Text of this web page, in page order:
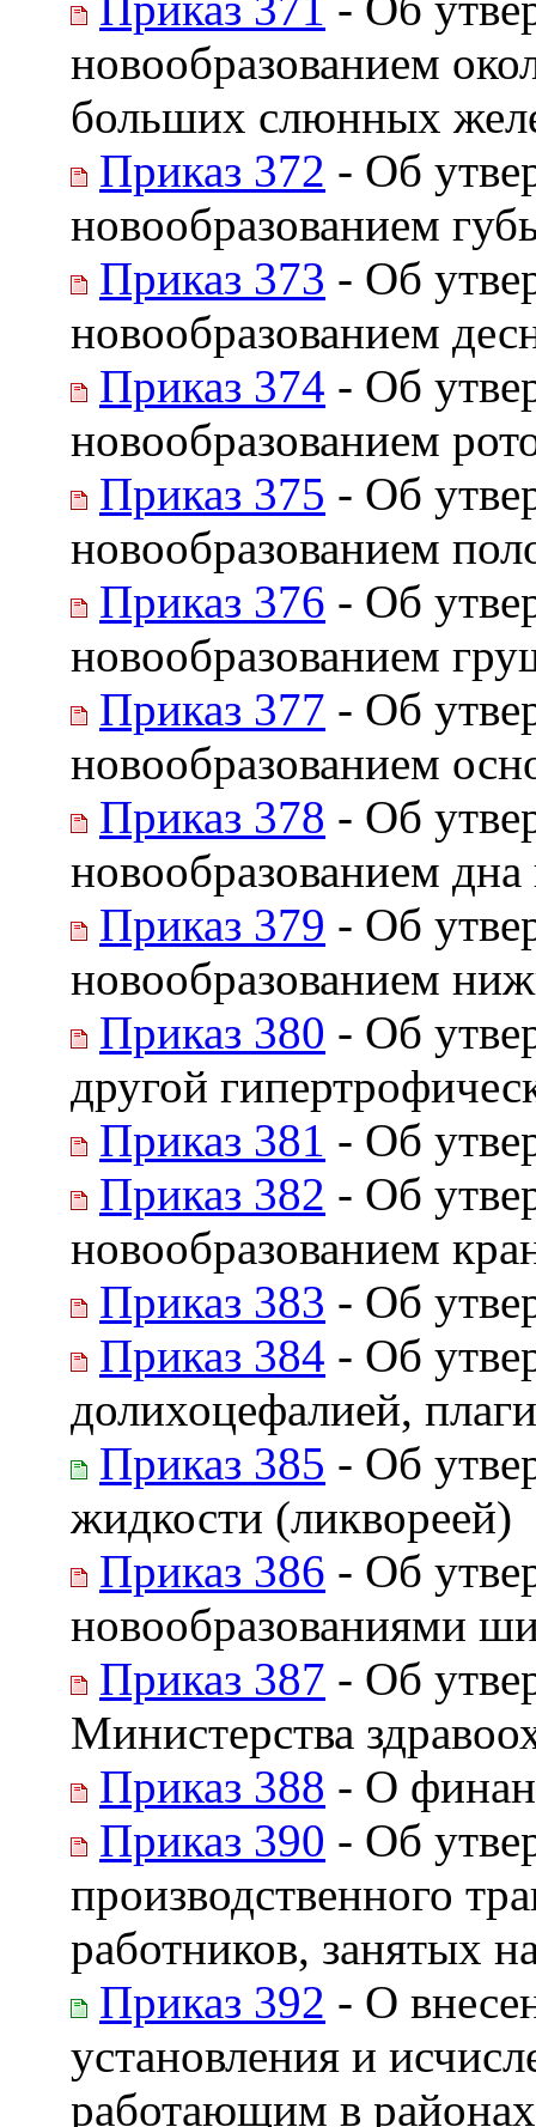
новообразованием
больших слюнных
Приказ 372 - Об
новообразованием
Приказ 373 - Об
новообразованием
Приказ 374 - Об
новообразованием
Приказ 375 - Об
новообразованием
Приказ 376 - Об
новообразованием
Приказ 377 - Об
новообразованием
Приказ 378 - Об
новообразованием дна
Приказ 379 - Об
новообразованием
Приказ 380 - Об
другой
Приказ 381 - Об
Приказ 382 - Об
новообразованием
Приказ 383 - Об
Приказ 384 - Об
долихоцефалией,
Приказ 385 - Об
жидкости (ликвореей)
Приказ 386 - Об
новообразованиями
Приказ 387 - Об
Министерства
Приказ 388 - О
Приказ 390 - Об
производственного
работников, занятых
Приказ 392 - О
установления и
работающим в